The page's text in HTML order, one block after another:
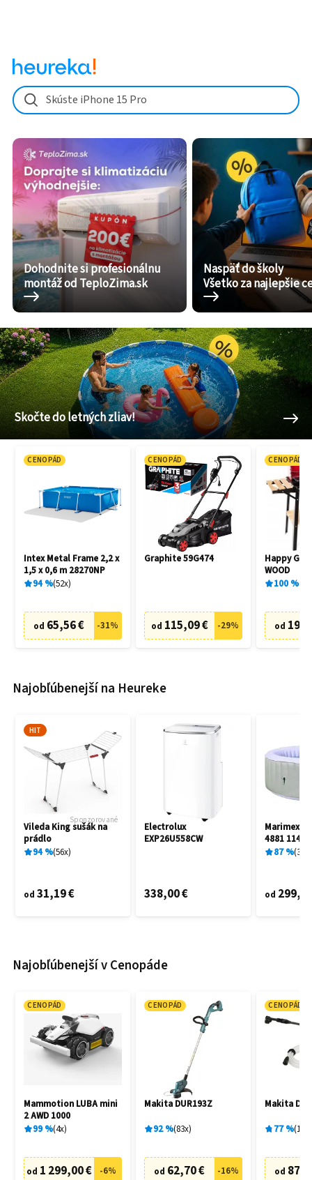
Skúste iPhone 15 Pro
Dohodnite si profesionálnu
montáž od TeploZima.sk
Naspäť do školy
Všetko za najlepšie
Skočte do letných zliav!
CENOPÁD
Intex Metal Frame 2,2 x
1,5 x 0,6 m 28270NP
94% 52x
od 65,56 € -31%
CENOPÁD
Graphite 59G474
od 115,09 € -29%
CENOPÁD
Happy
WOOD
100%
od
Najobľúbenejší na Heureke
HIT
Sponzorované
Vileda King sušák na
prádlo
94% 56x
od 31,19 €
Electrolux
EXP26U558CW
338,00 €
Marimex
4881
87% 3
od
Najobľúbenejší v Cenopáde
CENOPÁD
Mammotion LUBA mini
2 AWD 1000
99% 4x
od 1 299,00 € -6%
CENOPÁD
Makita DUR193Z
92% 83x
od 62,70 € -16%
CENOPÁD
Makita
77% 19
od